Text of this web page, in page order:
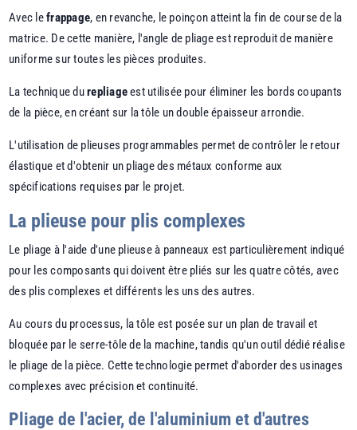
Avec lefrappage, en revanche, le poinçon atteint la fin de course de la
matrice. De cette manière, l'angle de pliage est reproduit de manière
uniforme sur toutes les pièces produites.
La technique durepliageest utilisée pour éliminer les bords coupants
de la pièce, en créant sur la tôle un double épaisseur arrondie.
L'utilisation de plieuses programmables permet de contrôler le retour
élastique et d'obtenir un pliage des métaux conforme aux
spécifications requises par le projet.
La plieuse pour plis complexes
Le pliage à l'aide d'une plieuse à panneaux est particulièrement indiqué
pour les composants qui doivent être pliés sur les quatre côtés, avec
des plis complexes et différents les uns des autres.
Au cours du processus, la tôle est posée sur un plan de travail et
bloquée par le serre-tôle de la machine, tandis qu'un outil dédié réalise
le pliage de la pièce. Cette technologie permet d'aborder des usinages
complexes avec précision et continuité.
Pliage de l'acier, de l'aluminium et d'autres